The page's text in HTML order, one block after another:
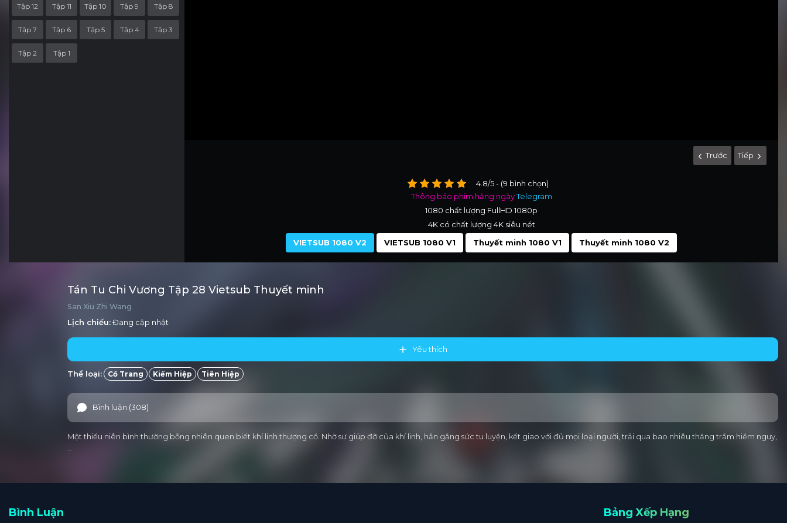
Trước Tiếp
4.8/5 - (9 bình chọn)
Thông báo phim hằng ngàyTelegram
1080 chất lượng FullHD 1080p
4K có chất lượng 4K siêu nét
VIETSUB 1080 V2
VIETSUB 1080 V1 Thuyết minh 1080 V1 Thuyết minh 1080 V2
Tập 12 Tập 11 Tập 10 Tập 9 Tập 8
Tập 7 Tập 6 Tập 5 Tập 4 Tập 3
Tập 2 Tập 1
Tán Tu Chi Vương Tập 28 Vietsub Thuyết minh
San Xiu Zhi Wang
Lịch chiếu:Đang cập nhật
Yêu thích
Thể loại: Cổ Trang Kiếm Hiệp Tiên Hiệp
Bình luận (308)
Một thiếu niên bình thường bỗng nhiên quen biết khí linh thượng cổ. Nhờ sự giúp đỡ của khí linh, hắn gắng sức tu luyện, kết giao với đủ mọi loại người, trải qua bao nhiêu thăng trầm hiểm nguy,
Bình Luận Bảng Xếp Hạng